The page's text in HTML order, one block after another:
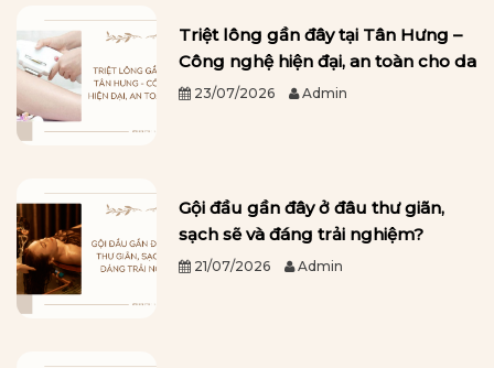
Triệt lông gần đây tại Tân Hưng –
Công nghệ hiện đại, an toàn cho da
23/07/2026 Admin
Gội đầu gần đây ở đâu thư giãn,
sạch sẽ và đáng trải nghiệm?
21/07/2026 Admin